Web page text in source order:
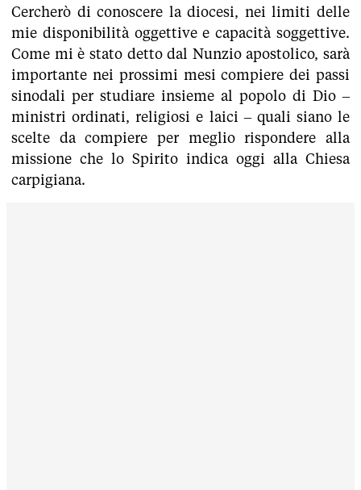
Cercherò di conoscere la diocesi, nei limiti delle
mie disponibilità oggettive e capacità soggettive.
Come mi è stato detto dal Nunzio apostolico, sarà
importante nei prossimi mesi compiere dei passi
sinodali per studiare insieme al popolo di Dio –
ministri ordinati, religiosi e laici – quali siano le
scelte da compiere per meglio rispondere alla
missione che lo Spirito indica oggi alla Chiesa
carpigiana.